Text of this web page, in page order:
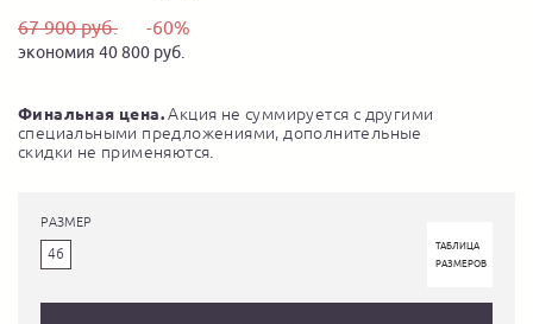
67 900 руб. -60%
экономия 40 800 руб.
Финальная цена.Акция не суммируется с другими
специальными предложениями, дополнительные
скидки не применяются.
РАЗМЕР
46
ТАБЛИЦА
РАЗМЕРОВ